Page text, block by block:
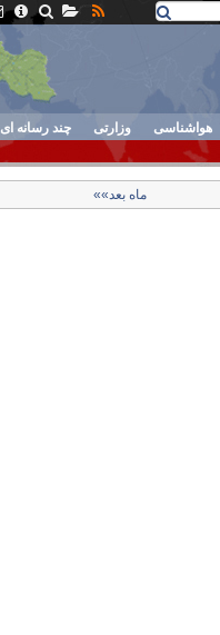
هواشناسی وزارتی چند رسانه ای
ماه بعد»»